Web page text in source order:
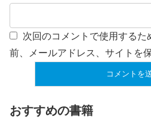
次回のコメントで使用するた
前、メールアドレス、サイトを
おすすめの書籍